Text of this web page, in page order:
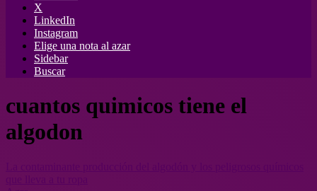
X
LinkedIn
Instagram
Elige una nota al azar
Sidebar
Buscar
cuantos quimicos tiene el
algodon